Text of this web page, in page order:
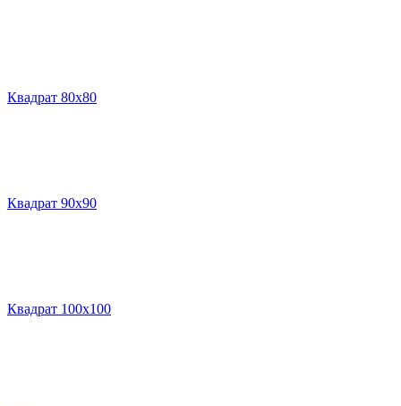
Квадрат 80х80
Квадрат 90х90
Квадрат 100х100